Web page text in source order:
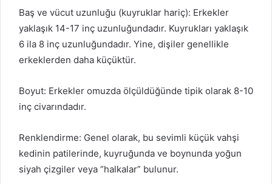
Baş ve vücut uzunluğu (kuyruklar hariç): Erkekler
yaklaşık 14-17 inç uzunluğundadır. Kuyrukları yaklaşık
6 ila 8 inç uzunluğundadır. Yine, dişiler genellikle
erkeklerden daha küçüktür.
Boyut: Erkekler omuzda ölçüldüğünde tipik olarak 8-10
inç civarındadır.
Renklendirme: Genel olarak, bu sevimli küçük vahşi
kedinin patilerinde, kuyruğunda ve boynunda yoğun
siyah çizgiler veya “halkalar” bulunur.